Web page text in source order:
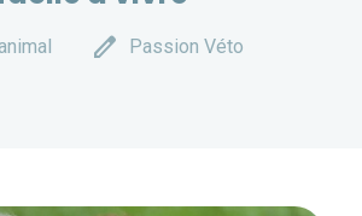
edit Passion Véto